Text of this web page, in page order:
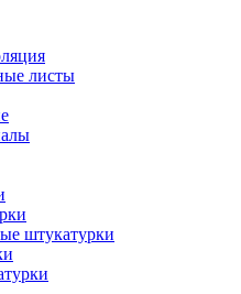
листы
штукатурки